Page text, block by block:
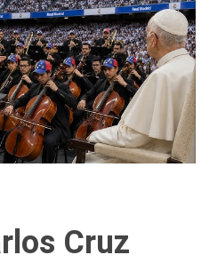
Cruz